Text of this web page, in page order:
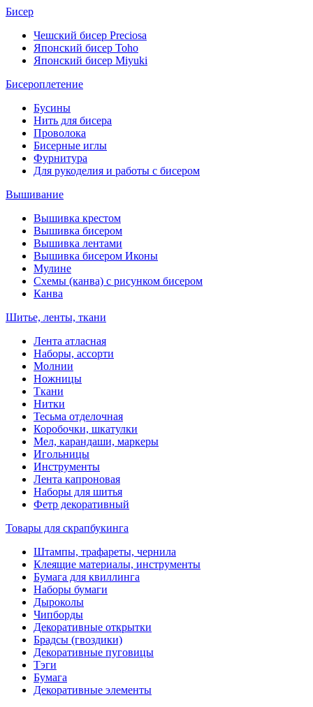
Бисер
Чешский бисер Preciosa
Японский бисер Toho
Японский бисер Miyuki
Бисероплетение
Бусины
Нить для бисера
Проволока
Бисерные иглы
Фурнитура
Для рукоделия и работы с бисером
Вышивание
Вышивка крестом
Вышивка бисером
Вышивка лентами
Вышивка бисером Иконы
Мулине
Схемы (канва) с рисунком бисером
Канва
Шитье, ленты, ткани
Лента атласная
Наборы, ассорти
Молнии
Ножницы
Ткани
Нитки
Тесьма отделочная
Коробочки, шкатулки
Мел, карандаши, маркеры
Игольницы
Инструменты
Лента капроновая
Наборы для шитья
Фетр декоративный
Товары для скрапбукинга
Штампы, трафареты, чернила
Клеящие материалы, инструменты
Бумага для квиллинга
Наборы бумаги
Дыроколы
Чипборды
Декоративные открытки
Брадсы (гвоздики)
Декоративные пуговицы
Тэги
Бумага
Декоративные элементы